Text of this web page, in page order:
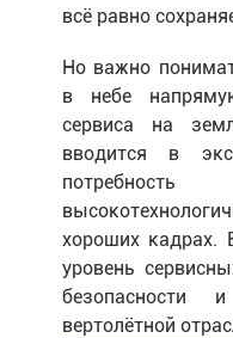
всё равно
Но важно
в небе
сервиса на
вводится в
хороших кадрах.
уровень
вертолётной